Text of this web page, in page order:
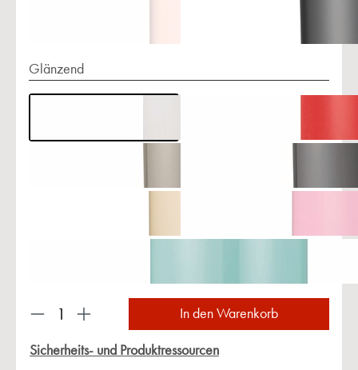
Glänzend
Produkt Anzahl: Gib den gewünschten Wert
In den Warenkorb
Sicherheits- und Produktressourcen